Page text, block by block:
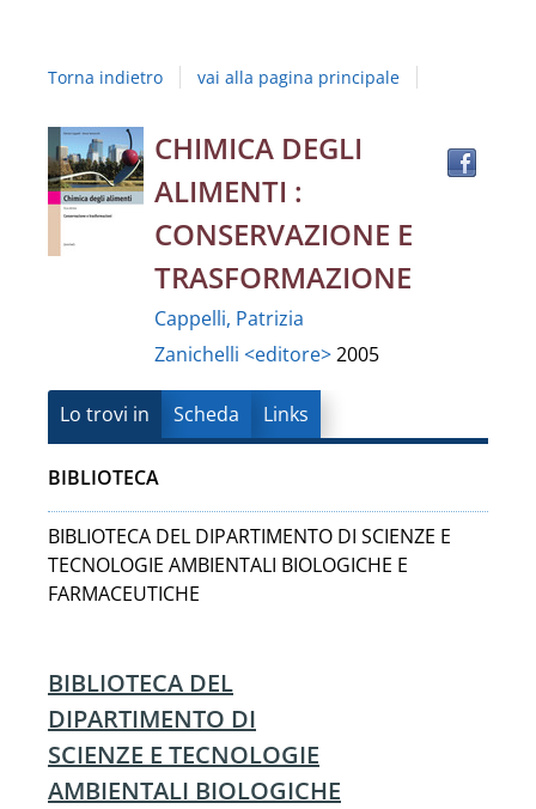
Campania
Vanvitelli"
Torna indietro vai alla pagina principale
Dettaglio
del
documento
CHIMICA DEGLI
ALIMENTI :
CONSERVAZIONE E
TRASFORMAZIONE
Cappelli, Patrizia
Zanichelli <editore>2005
Lo trovi in Scheda Links
BIBLIOTECA
BIBLIOTECA DEL DIPARTIMENTO DI SCIENZE E
TECNOLOGIE AMBIENTALI BIOLOGICHE E
FARMACEUTICHE
BIBLIOTECA DEL
DIPARTIMENTO DI
SCIENZE E TECNOLOGIE
AMBIENTALI BIOLOGICHE